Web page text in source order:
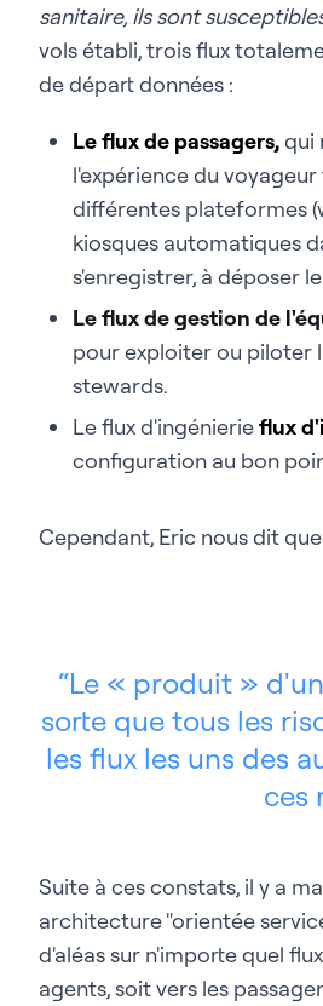
sanitaire, ils sont
vols établi, trois flux
de départ données :
Le flux de passagers,qui
l'expérience du
différentes plateformes
kiosques automatiques
s'enregistrer, à déposer
Le flux de gestion de
pour exploiter ou piloter
stewards.
Le flux d'ingénierieflux
configuration au bon
Cependant, Eric nous dit
Le « produit »
sorte que tous les
les flux les uns des
ces
Suite à ces constats, il y a
architecture "orientée
d'aléas sur n'importe quel
agents, soit vers les